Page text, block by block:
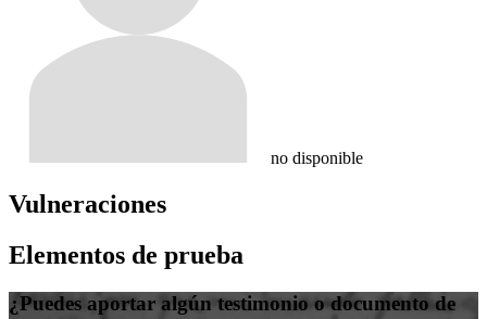
no disponible
Vulneraciones
Elementos de prueba
¿Puedes aportar algún testimonio o documento de